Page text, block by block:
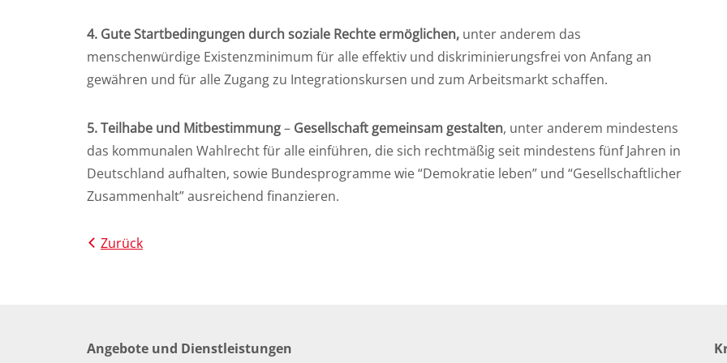
4. Gute Startbedingungen durch soziale Rechte ermöglichen, unter anderem das
menschenwürdige Existenzminimum für alle effektiv und diskriminierungsfrei von Anfang an
gewähren und für alle Zugang zu Integrationskursen und zum Arbeitsmarkt schaffen.
5. Teilhabe und Mitbestimmung– Gesellschaft gemeinsam gestalten, unter anderem mindestens
das kommunalen Wahlrecht für alle einführen, die sich rechtmäßig seit mindestens fünf Jahren in
Deutschland aufhalten, sowie Bundesprogramme wie “Demokratie leben” und “Gesellschaftlicher
Zusammenhalt” ausreichend finanzieren.
Zurück
Angebote und Dienstleistungen